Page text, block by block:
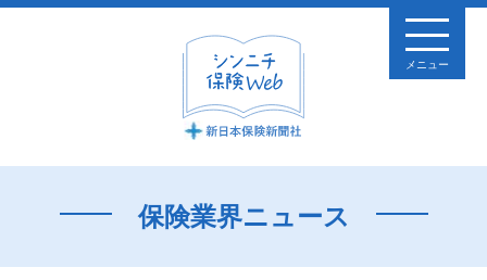
メニュー
保険業界ニュース